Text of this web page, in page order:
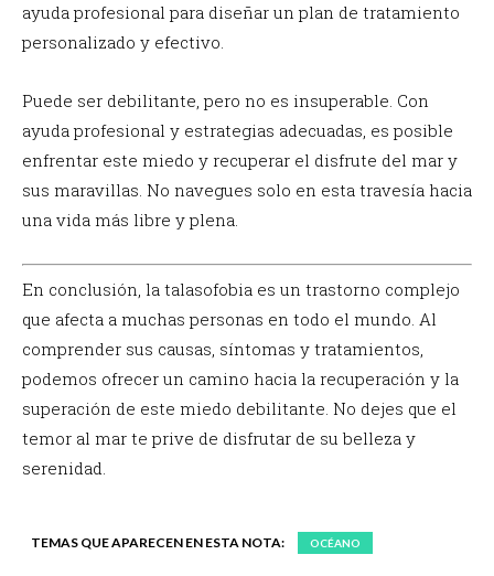
ayuda profesional para diseñar un plan de tratamiento
personalizado y efectivo.
Puede ser debilitante, pero no es insuperable. Con
ayuda profesional y estrategias adecuadas, es posible
enfrentar este miedo y recuperar el disfrute del mar y
sus maravillas. No navegues solo en esta travesía hacia
una vida más libre y plena.
En conclusión, la talasofobia es un trastorno complejo
que afecta a muchas personas en todo el mundo. Al
comprender sus causas, síntomas y tratamientos,
podemos ofrecer un camino hacia la recuperación y la
superación de este miedo debilitante. No dejes que el
temor al mar te prive de disfrutar de su belleza y
serenidad.
TEMAS QUE APARECEN EN ESTA NOTA: OCÉANO